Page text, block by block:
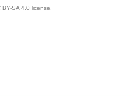
SA 4.0 license.